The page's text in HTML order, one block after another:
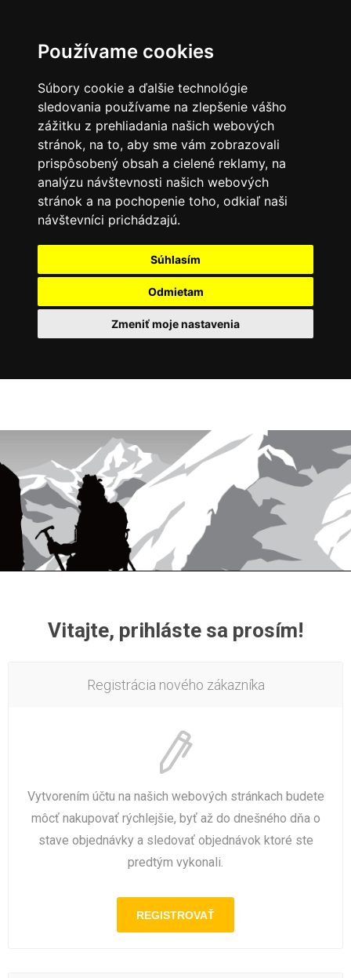
Používame cookies
Súbory cookie a ďalšie technológie
sledovania používame na zlepšenie vášho
zážitku z prehliadania našich webových
stránok, na to, aby sme vám zobrazovali
prispôsobený obsah a cielené reklamy, na
analýzu návštevnosti našich webových
stránok a na pochopenie toho, odkiaľ naši
návštevníci prichádzajú.
Súhlasím
Odmietam
Zmeniť moje nastavenia
Vitajte, prihláste sa prosím!
Registrácia nového zákazníka
Vytvorením účtu na našich webových stránkach budete
môcť nakupovať rýchlejšie, byť až do dnešného dňa o
stave objednávky a sledovať objednávok ktoré ste
predtým vykonali.